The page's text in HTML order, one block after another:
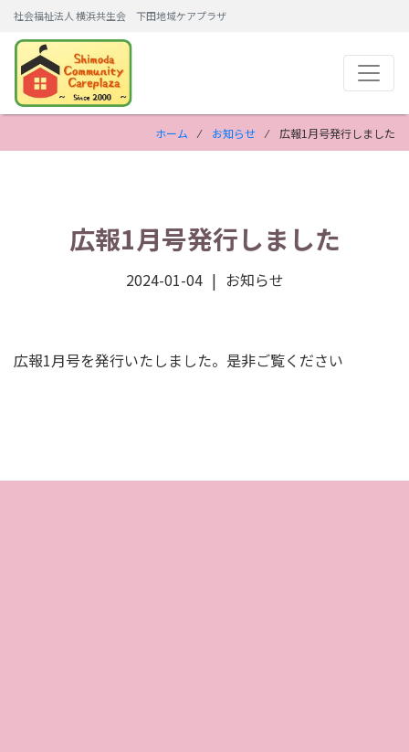
社会福祉法人 横浜共生会 下田地域ケアプラザ
ホーム ⁄ お知らせ ⁄ 広報1月号発行しました
広報1月号発行しました
2024-01-04 お知らせ
広報1月号を発行いたしました。是非ご覧ください